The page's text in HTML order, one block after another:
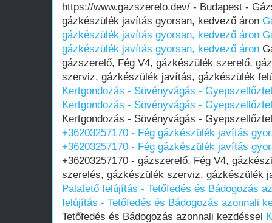
https://www.gazszerelo.dev/ - Budapest -
gázkészülék javítás gyorsan, kedvező áron
gázkészülék javítás gyorsan, kedvező áron
gázkészülék javítás gyorsan, kedvező áron
gázszerelő, Fég V4, gázkészülék szerelő,
szerviz, gázkészülék javítás, gázkészülék
Kertgondozás - Sövényvágás -
Kertgondozás - Sövényvágás -
Kertgondozás - Sövényvágás -
+36203257170 - Fég gázkészülék javítás
+36203257170 - Fég gázkészülék javítás
+36203257170 - gázszerelő, Fég V4,
szerelés, gázkészülék szerviz, gázkészülék
Palatető felújítás - Tetőfedés és Bádogozás
felújítás - Tetőfedés és Bádogozás azonnali
Tetőfedés és Bádogozás azonnali kezdéssel